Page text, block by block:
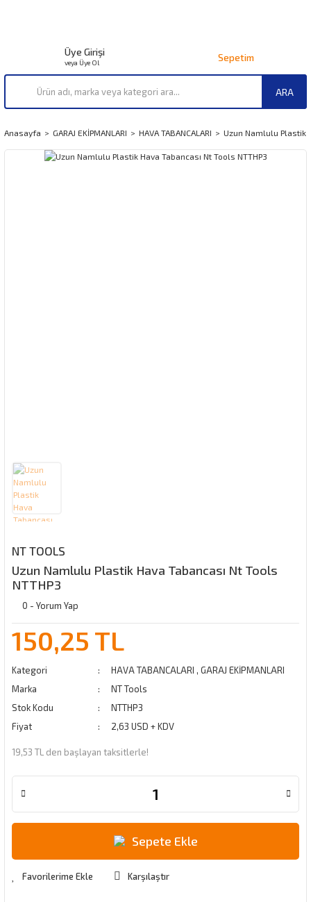
ARA
Üye Girişi
veya Üye Ol Sepetim
Anasayfa GARAJ EKİPMANLARI HAVA TABANCALARI Uzun Namlulu Plastik
NT TOOLS
Uzun Namlulu Plastik Hava Tabancası Nt Tools
NTTHP3
0 - Yorum Yap
150,25 TL
Kategori HAVA TABANCALARI ,GARAJ EKİPMANLARI
Marka
NT Tools
Stok Kodu
NTTHP3
Fiyat
2,63 USD + KDV
19,53 TL den başlayan taksitlerle!
Sepete Ekle
Karşılaştır